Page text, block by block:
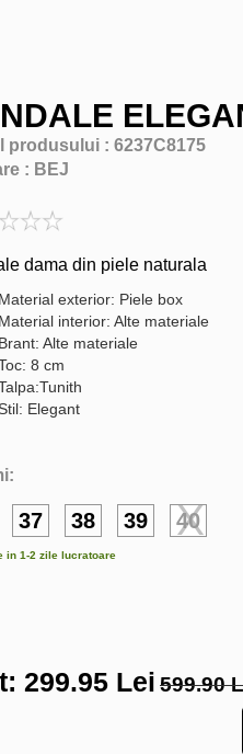
produsului : 6237C8175
: BEJ
dama din piele naturala
Material exterior: Piele box
Material interior: Alte materiale
Brant: Alte materiale
8 cm
Elegant
37 38 39 40
in 1-2 zile lucratoare
299.95 Lei 599.90